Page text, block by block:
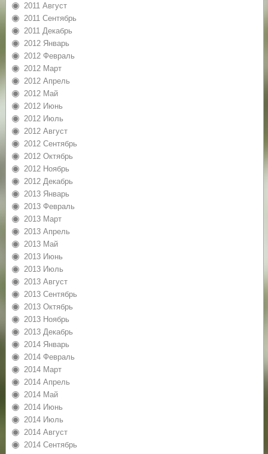
2011 Август
2011 Сентябрь
2011 Декабрь
2012 Январь
2012 Февраль
2012 Март
2012 Апрель
2012 Май
2012 Июнь
2012 Июль
2012 Август
2012 Сентябрь
2012 Октябрь
2012 Ноябрь
2012 Декабрь
2013 Январь
2013 Февраль
2013 Март
2013 Апрель
2013 Май
2013 Июнь
2013 Июль
2013 Август
2013 Сентябрь
2013 Октябрь
2013 Ноябрь
2013 Декабрь
2014 Январь
2014 Февраль
2014 Март
2014 Апрель
2014 Май
2014 Июнь
2014 Июль
2014 Август
2014 Сентябрь